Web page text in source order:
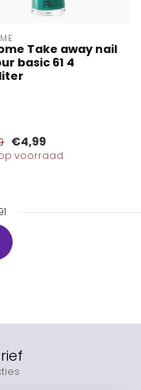
Take away nail
basic 61 4
€4,99
voorraad